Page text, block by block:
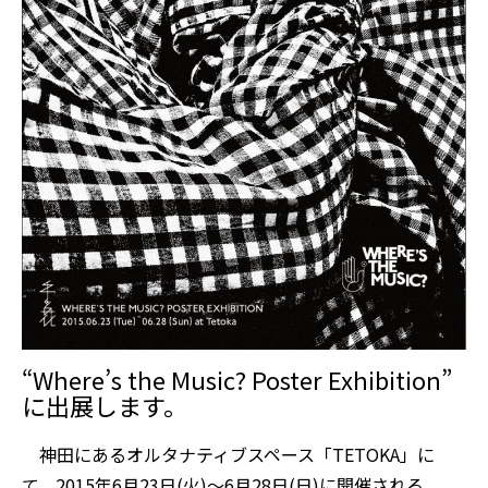
“Where’s the Music? Poster Exhibition”
に出展します。
神田にあるオルタナティブスペース「TETOKA」に